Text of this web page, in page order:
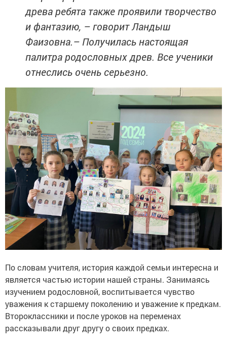
древа ребята также проявили творчество
и фантазию, – говорит Ландыш
Фаизовна.– Получилась настоящая
палитра родословных древ. Все ученики
отнеслись очень серьезно.
По словам учителя, история каждой семьи интересна и
является частью истории нашей страны. Занимаясь
изучением родословной, воспитывается чувство
уважения к старшему поколению и уважение к предкам.
Второклассники и после уроков на переменах
рассказывали друг другу о своих предках.